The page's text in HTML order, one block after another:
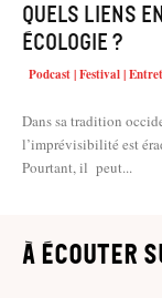
Quels liens
écologie ?
Podcast | Festival |
Dans sa tradition
l’imprévisibilité est
Pourtant, il peut...
à écouter